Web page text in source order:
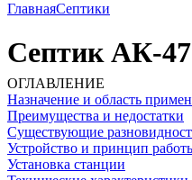
ГлавнаяСептики
Септик АК-47
ОГЛАВЛЕНИЕ
Назначение и область
Преимущества и недостатки
Существующие
Устройство и принцип
Установка станции